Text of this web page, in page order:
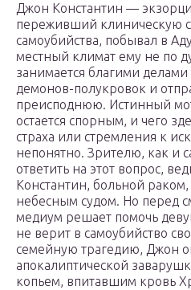
Джон Константин —
переживший клиническую
самоубийства, побывал в
местный климат ему не по
занимается благими
демонов-полукровок и
преисподнюю. Истинный
остается спорным, и чего
страха или стремления к
непонятно. Зрителю, как и
ответить на этот вопрос,
Константин, больной
небесным судом. Но перед
медиум решает помочь
не верит в самоубийство
семейную трагедию, Джон
апокалиптической
копьем, впитавшим кровь